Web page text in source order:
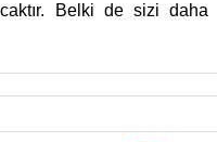
Belki de sizi